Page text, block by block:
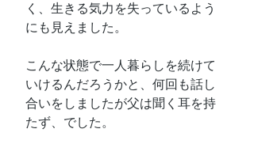
く、生きる気力を失っているよう
にも見えました。
こんな状態で一人暮らしを続けて
いけるんだろうかと、何回も話し
合いをしましたが父は聞く耳を持
たず、でした。